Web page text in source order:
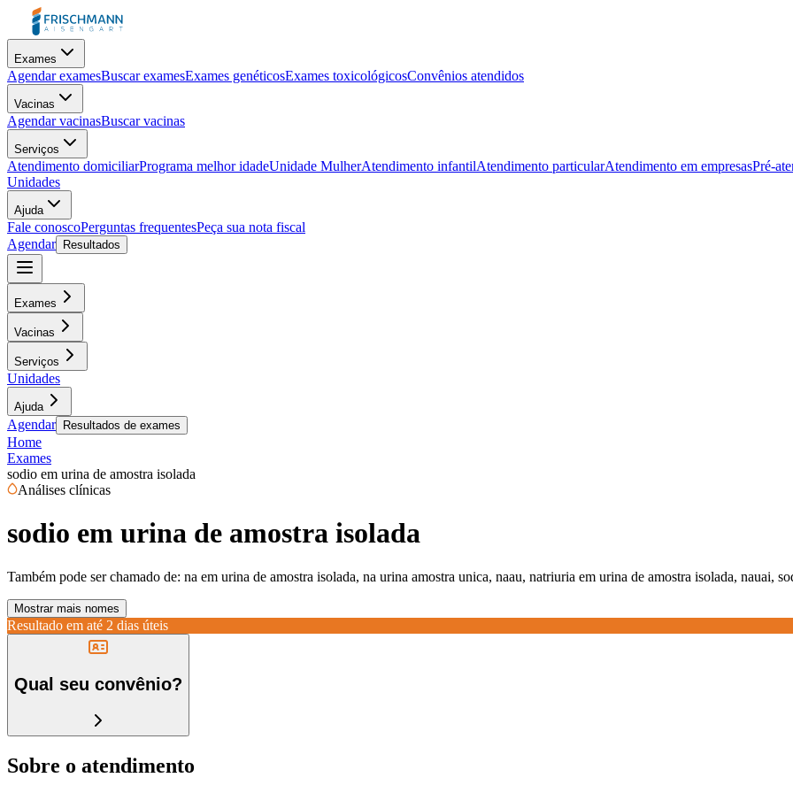
Exames
Agendar examesBuscar examesExames genéticosExames toxicológicosConvênios atendidos
Vacinas
Agendar vacinasBuscar vacinas
Serviços
Atendimento domiciliarPrograma melhor idadeUnidade MulherAtendimento infantilAtendimento particularAtendimento em empresasPré-
Unidades
Ajuda
Fale conoscoPerguntas frequentesPeça sua nota fiscal
Agendar
Resultados
Exames
Vacinas
Serviços
Unidades
Ajuda
Agendar Resultados de exames
Home
Exames
sodio em urina de amostra isolada
Análises clínicas
sodio em urina de amostra isolada
Também pode ser chamado de: na em urina de amostra isolada, na urina amostra unica, naau, natriuria em urina de amostra isolada, nauai,
Mostrar mais nomes
Resultado em até 2 dias úteis
Qual seu convênio?
Sobre o atendimento